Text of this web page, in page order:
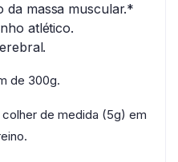
da massa muscular.*
atlético.
de 300g.
colher de medida (5g) em